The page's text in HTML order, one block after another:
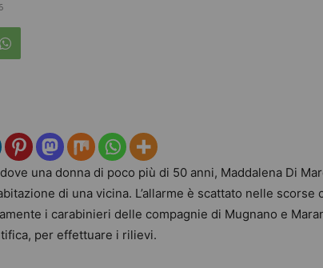
una donna di poco più di 50 anni, Maddalena Di
di una vicina. L’allarme è scattato nelle
i carabinieri delle compagnie di Mugnano e
per effettuare i rilievi.